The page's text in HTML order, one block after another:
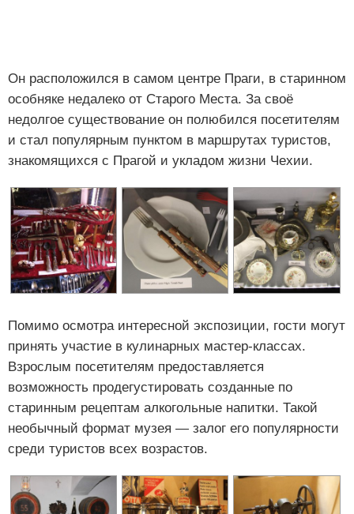
Он расположился в самом центре Праги, в старинном
особняке недалеко от Старого Места. За своё
недолгое существование он полюбился посетителям
и стал популярным пунктом в маршрутах туристов,
знакомящихся с Прагой и укладом жизни Чехии.
Помимо осмотра интересной экспозиции, гости могут
принять участие в кулинарных мастер-классах.
Взрослым посетителям предоставляется
возможность продегустировать созданные по
старинным рецептам алкогольные напитки. Такой
необычный формат музея — залог его популярности
среди туристов всех возрастов.